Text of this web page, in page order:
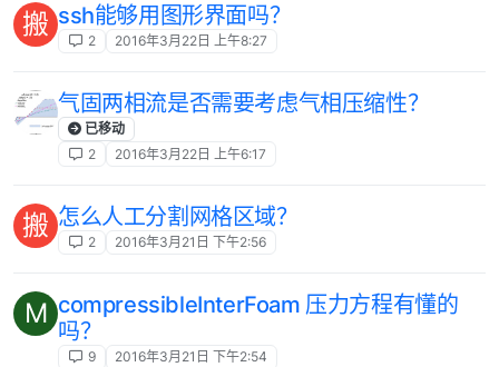
搬 ssh能够用图形界面吗？
2 2016年3月22日 上午8:27
气固两相流是否需要考虑气相压缩性？
已移动
2
2016年3月22日 上午6:17
搬 怎么人工分割网格区域？
2 2016年3月21日 下午2:56
M compressibleInterFoam 压力方程有懂的
吗？
9 2016年3月21日 下午2:54